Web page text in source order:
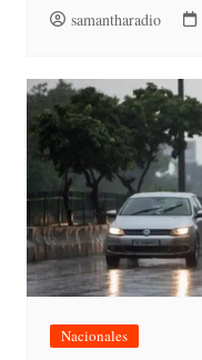
samantharadio
Nacionales